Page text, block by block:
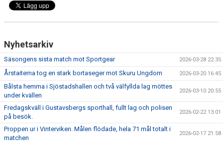
Nyhetsarkiv
Säsongens sista match mot Sportgear 2026-03-28 22:35
Årstaiterna tog en stark bortaseger mot Skuru Ungdom 2026-03-20 16:45
Bålsta hemma i Sjöstadshallen och två välfyllda lag möttes
under kvällen
2026-03-10 20:55
Fredagskväll i Gustavsbergs sporthall, fullt lag och polisen
på besök.
2026-02-22 13:01
Proppen ur i Vinterviken. Målen flödade, hela 71 mål totalt i
matchen
2026-02-17 21:58